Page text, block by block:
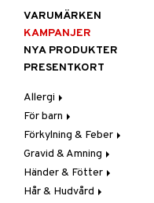
VARUMÄRKEN
KAMPANJER
NYA PRODUKTER
PRESENTKORT
Allergi
Nässpray
Ögondroppar
Tabletter
För barn
Blodstoppare
Blöjor
Feber, Förkylning & Värk
Hår
Förkylning & Feber
Feber
Febernedsättande
Barn
Febertermometrar
Halsont & Heshet
Hosta
Gravid & Amning
Bröstpump
Bröstskydd & Inlägg
Händer & Fötter
Fotvård
Hår & Hudvård